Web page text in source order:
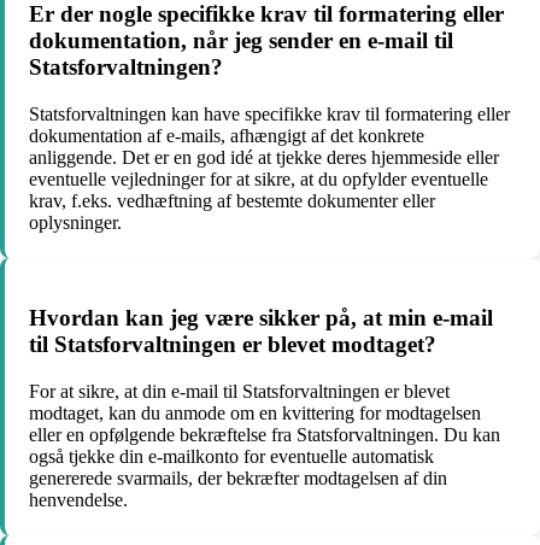
Er der nogle specifikke krav til formatering eller
dokumentation, når jeg sender en e-mail til
Statsforvaltningen?
Statsforvaltningen kan have specifikke krav til formatering eller
dokumentation af e-mails, afhængigt af det konkrete
anliggende. Det er en god idé at tjekke deres hjemmeside eller
eventuelle vejledninger for at sikre, at du opfylder eventuelle
krav, f.eks. vedhæftning af bestemte dokumenter eller
oplysninger.
Hvordan kan jeg være sikker på, at min e-mail
til Statsforvaltningen er blevet modtaget?
For at sikre, at din e-mail til Statsforvaltningen er blevet
modtaget, kan du anmode om en kvittering for modtagelsen
eller en opfølgende bekræftelse fra Statsforvaltningen. Du kan
også tjekke din e-mailkonto for eventuelle automatisk
genererede svarmails, der bekræfter modtagelsen af din
henvendelse.